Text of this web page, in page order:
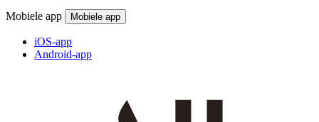
Mobiele app Mobiele app
iOS-app
Android-app